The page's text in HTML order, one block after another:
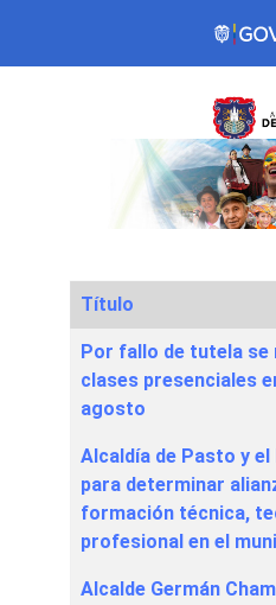
Articles
Título
Por fallo de tutela se
clases presenciales
agosto
Alcaldía de Pasto y el
para determinar
formación técnica,
profesional en el
Alcalde Germán